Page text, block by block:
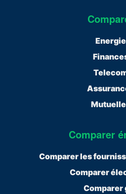
Energie
Comparer
Comparer les
Comparer
Comparer